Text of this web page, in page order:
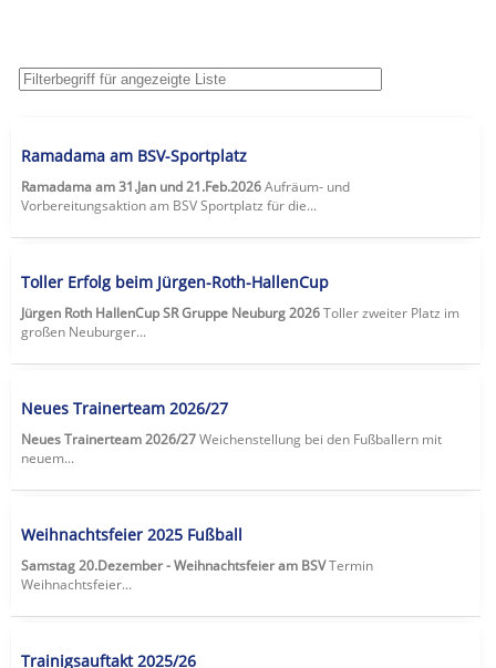
Ramadama am BSV-Sportplatz
Ramadama am 31.Jan und 21.Feb.2026Aufräum- und
Vorbereitungsaktion am BSV Sportplatz für die...
Toller Erfolg beim Jürgen-Roth-HallenCup
Jürgen Roth HallenCup SR Gruppe Neuburg 2026Toller zweiter Platz im
großen Neuburger...
Neues Trainerteam 2026/27
Neues Trainerteam 2026/27Weichenstellung bei den Fußballern mit
neuem...
Weihnachtsfeier 2025 Fußball
Samstag 20.Dezember - Weihnachtsfeier am BSVTermin
Weihnachtsfeier...
Trainigsauftakt 2025/26